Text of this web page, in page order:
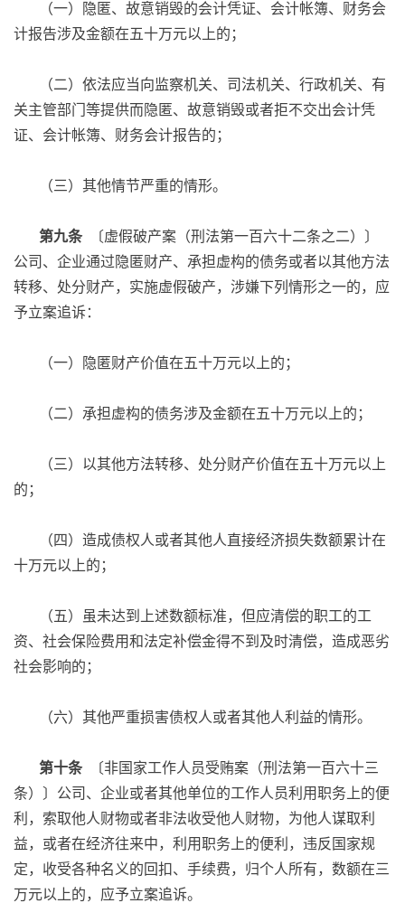
（一）隐匿、故意销毁的会计凭证、会计帐簿、财务会
计报告涉及金额在五十万元以上的；
（二）依法应当向监察机关、司法机关、行政机关、有
关主管部门等提供而隐匿、故意销毁或者拒不交出会计凭
证、会计帐簿、财务会计报告的；
（三）其他情节严重的情形。
第九条 〔虚假破产案（刑法第一百六十二条之二）〕
公司、企业通过隐匿财产、承担虚构的债务或者以其他方法
转移、处分财产，实施虚假破产，涉嫌下列情形之一的，应
予立案追诉：
（一）隐匿财产价值在五十万元以上的；
（二）承担虚构的债务涉及金额在五十万元以上的；
（三）以其他方法转移、处分财产价值在五十万元以上
的；
（四）造成债权人或者其他人直接经济损失数额累计在
十万元以上的；
（五）虽未达到上述数额标准，但应清偿的职工的工
资、社会保险费用和法定补偿金得不到及时清偿，造成恶劣
社会影响的；
（六）其他严重损害债权人或者其他人利益的情形。
第十条 〔非国家工作人员受贿案（刑法第一百六十三
条）〕公司、企业或者其他单位的工作人员利用职务上的便
利，索取他人财物或者非法收受他人财物，为他人谋取利
益，或者在经济往来中，利用职务上的便利，违反国家规
定，收受各种名义的回扣、手续费，归个人所有，数额在三
万元以上的，应予立案追诉。